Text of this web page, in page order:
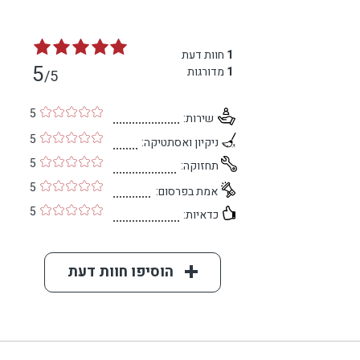
1 חוות דעת
1 מדורגות 5/5
שירות:
5
ניקיון ואסתטיקה:
5
תחזוקה:
5
אמת בפרסום:
5
כדאיות:
5
הוסיפו חוות דעת